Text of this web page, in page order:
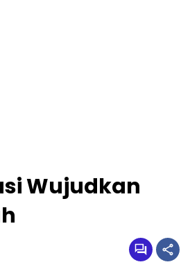
Wujudkan